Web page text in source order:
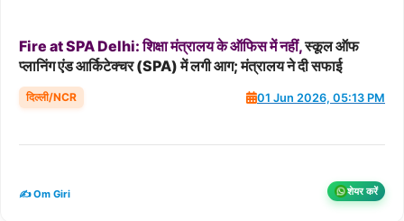
Fire atSPADelhi: शिक्षामंत्रालयकेऑफिसमेंनहीं,स्कूल ऑफ
प्लानिंग एंड आर्किटेक्चर (SPA) में लगी आग; मंत्रालय ने दी सफाई
दिल्ली/NCR 01 Jun 2026, 05:13 PM
✍️ Om Giri शेयर करें